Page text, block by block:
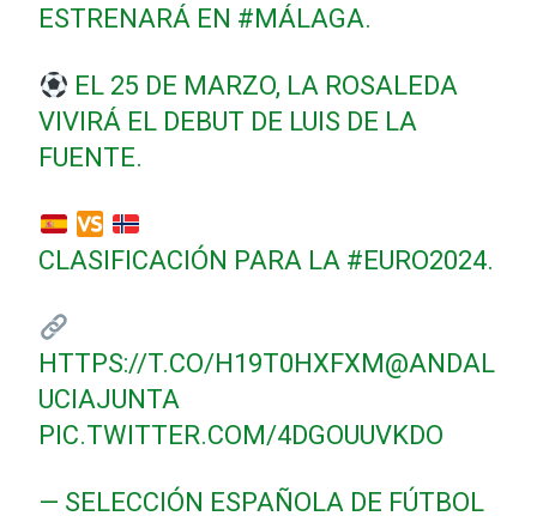
ESTRENARÁ EN #MÁLAGA.
EL 25 DE MARZO, LA ROSALEDA
VIVIRÁ EL DEBUT DE LUIS DE LA
FUENTE.
CLASIFICACIÓN PARA LA #EURO2024.
HTTPS://T.CO/H19T0HXFXM @ANDAL
UCIAJUNTA
PIC.TWITTER.COM/4DGOUUVKDO
— SELECCIÓN ESPAÑOLA DE FÚTBOL